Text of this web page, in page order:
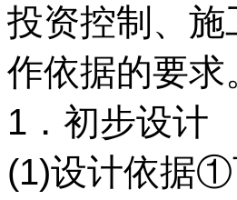
投资控制、
作依据的要求
1．初步设计
(1)设计依据